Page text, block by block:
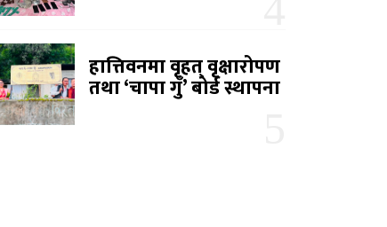
हात्तिवनमा वृहत् वृक्षारोपण
तथा ‘चापा गुँ’ बोर्ड स्थापना